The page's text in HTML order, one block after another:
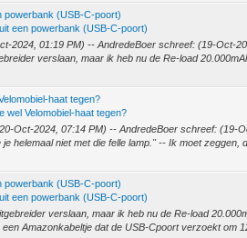
powerbank (USB-C-poort)
een powerbank (USB-C-poort)
2024, 01:19 PM) -- AndredeBoer schreef: (19-Oct-
verslaan, maar ik heb nu de Re-load
haat tegen?
wel Velomobiel-haat tegen?
Oct-2024, 07:14 PM) -- AndredeBoer schreef: (19-
helemaal niet met die felle lamp." -- Ik moet zeggen,
powerbank (USB-C-poort)
een powerbank (USB-C-poort)
verslaan, maar ik heb nu de Re-load
Amazonkabeltje dat de USB-Cpoort verzoekt om